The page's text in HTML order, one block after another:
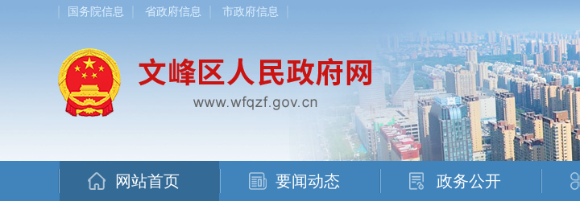
国务院信息 省政府信息 市政府信息
网站首页 要闻动态 政务公开